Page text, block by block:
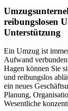
reibungslosen
Unterstützung
Ein Umzug ist
Aufwand
Hagen können Sie
und reibungslos
ein neues
Planung,
Wesentliche